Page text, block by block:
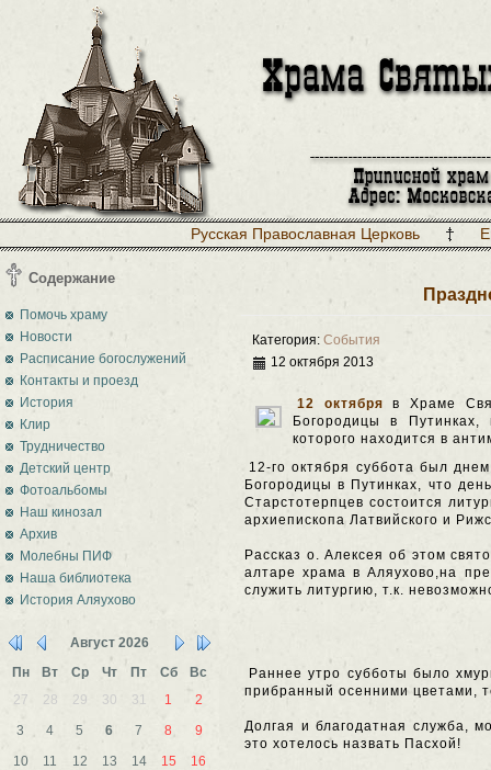
Русская Православная Церковь
Содержание
Помочь храму
Новости
Расписание богослужений
Контакты и проезд
История
Клир
Трудничество
Детский центр
Фотоальбомы
Наш кинозал
Архив
Молебны ПИФ
Наша библиотека
История Аляухово
Август 2026
Пн
Вт Ср Чт Пт Сб
Вс
27
28 29 30 31 1
2
3
4 5 6 7 8
9
10
11 12 13 14 15
16
Категория: События
12 октября 2013
12 октября
в Храме
Богородицы в
которого находится в
12-го октября суббота был
Богородицы в Путинках, что
Старстотерпцев состоится
архиепископа Латвийского и
Рассказ о. Алексея об этом
алтаре храма в Аляухово,на
служить литургию, т.к.
Раннее утро субботы было
прибранный осенними цветами,
Долгая и благодатная служба,
это хотелось назвать Пасхой!